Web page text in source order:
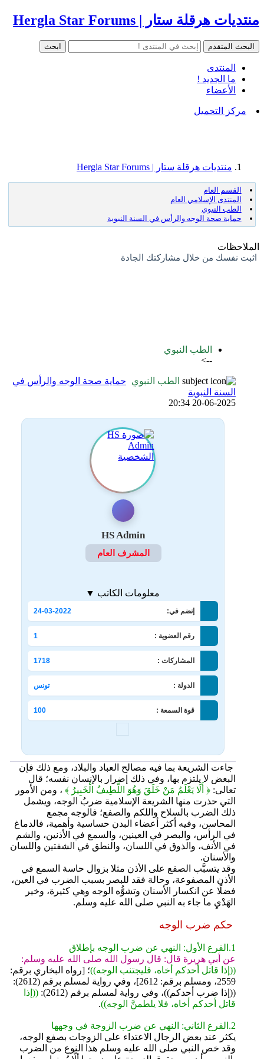
منتديات هرقلة ستار | Hergla Star Forums
المنتدى
ما الجديد !
الأعضاء
مركز التحميل
منتديات هرقلة ستار | Hergla Star Forums
القسم العام
المنتدى الإسلامي العام
الطب النبوي
حماية صحة الوجه والرأس في السنة النبوية
الملاحظات
اثبت نفسك من خلال مشاركتك الجادة
الطب النبوي
-->
الطب النبوي
حماية صحة الوجه والرأس في
السنة النبوية
20-06-2025 20:34
HS Admin
المشرف العام
معلومات الكاتب ▼
إنضم في: 24-03-2022
رقم العضوية : 1
المشاركات : 1718
الدولة : تونس
قوة السمعة : 100
جاءت الشريعة بما فيه مصالح العباد والبلاد، ومع ذلك فإن
البعض لا يلتزم بها، وفي ذلك إضرار بالإنسان نفسه؛ قال
تعالى: ﴿ أَلَا يَعْلَمُ مَنْ خَلَقَ وَهُوَ اللَّطِيفُ الْخَبِيرُ ﴾ ، ومن الأمور
التي حذرت منها الشريعة الإسلامية ضربُ الوجه، ويشمل
ذلك الضرب بالسلاح واللكم والصفع؛ فالوجه مجمع
المحاسن، وفيه أكثر أعضاء البدن حساسية وأهمية، فالدماغ
في الرأس، والبصر في العينين، والسمع في الأذنين، والشم
في الأنف، والذوق في اللسان، والنطق في الشفتين واللسان
والأسنان.
وقد يتسبَّب الصفع على الأذن مثلا بزوال حاسة السمع في
الأذن المصفوعة، وحالة فقد للبصر بسبب الضرب في العين،
فضلًا عن انكسار الأسنان وتشوُّه الوجه وهي كثيرة، وخير
الهَدْيِ ما جاء به النبي صلى الله عليه وسلم.
حكم ضرب الوجه
1.الفرع الأول: النهي عن ضرب الوجه بإطلاق
عن أبي هريرة قال: قال رسول الله صلى الله عليه وسلم:
((إذا قاتل أحدكم أخاه، فليجتنب الوجه))؛ [رواه البخاري برقم:
2559، ومسلم برقم: 2612]، وفي رواية لمسلم برقم (2612):
((إذا ضرب أحدكم))، وفي رواية لمسلم برقم (2612):
((إذا
قاتل أحدكم أخاه، فلا يلطمنَّ الوجه)).
2.الفرع الثاني: النهي عن ضرب الزوجة في وجهها
يكثر عند بعض الرجال الاعتداء على الزوجات بصفع الوجه،
وقد خص النبي صلى الله عليه وسلم هذا النوع من الضرب